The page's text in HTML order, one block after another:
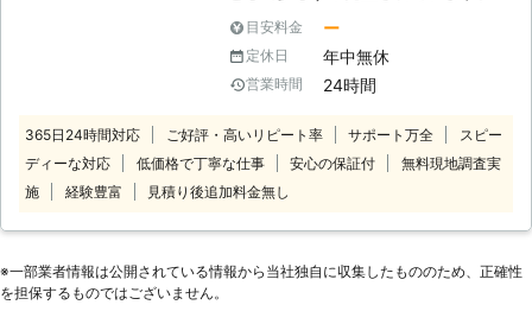
「井戸掘りなんてとうてい自分じゃ無
理だから代わりにお願いしたい」
「家にある井戸を防災用にできない
か？」など 井戸に関するご相談な
い。 井戸掘り110番は、24時間365日
いつでもコールセンターが稼働してお
りますので、お客様のご都合に応じた
す。 コールセンターのスタッフがお
客様のご要望を詳しくお聞きします。
目安料金 ー
定休日 年中無休
営業時間 24時間
365日24時間対応 ご好評・高いリピート率 サポート万全
スピー
ディーな対応
低価格で丁寧な仕事 安心の保証付
無料現地調査実
施
経験豊富 見積り後追加料金無し
※⼀部業者情報は公開されている情報から当社独⾃に収集したもののため、正確性
を担保するものではございません。